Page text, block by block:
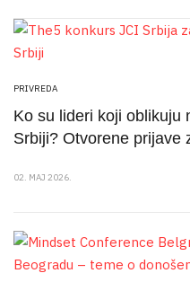
PRIVREDA
Ko su lideri koji oblikuju
Srbiji? Otvorene prijave
02. MAJ 2026.